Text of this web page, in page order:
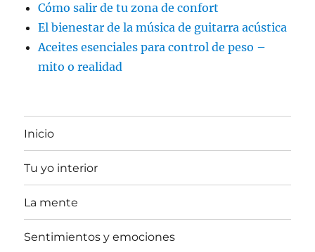
Cómo salir de tu zona de confort
El bienestar de la música de guitarra acústica
Aceites esenciales para control de peso –
mito o realidad
Inicio
Tu yo interior
La mente
Sentimientos y emociones